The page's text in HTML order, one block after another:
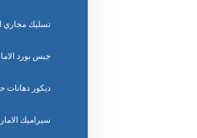
تسليك مجاري
جبس بورد
ديكور دهانات
سيراميك